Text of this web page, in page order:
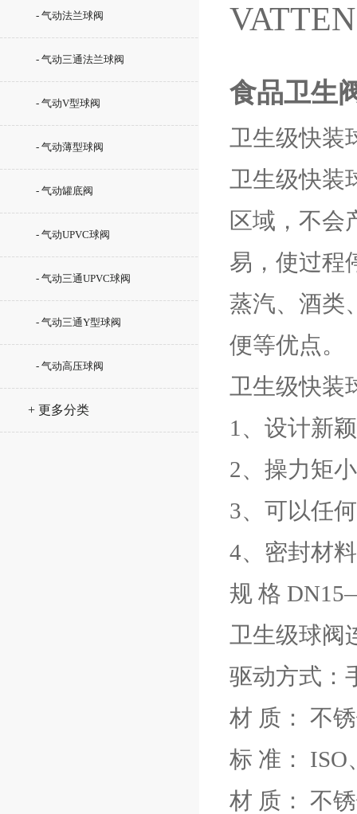
- 气动法兰球阀
- 气动三通法兰球阀
- 气动V型球阀
- 气动薄型球阀
- 气动罐底阀
- 气动UPVC球阀
- 气动三通UPVC球阀
- 气动三通Y型球阀
- 气动高压球阀
+ 更多分类
VATTEN
食品卫生
卫生级快装
卫生级快装
区域，不会
易，使过程
蒸汽、酒类
便等优点。
卫生级快装
1、设计新
2、操力矩
3、可以任
4、密封材
规 格
卫生级球阀
驱动方式：
材 质： 不
标 准：
材 质： 不